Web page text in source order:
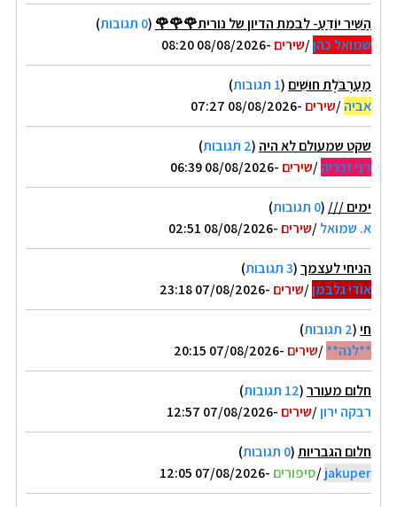
הַשִּׁיר יוֹדֵעַ- לבמת הדיון של נורית🌹🌹🌹 (0 תגובות
)
שמואל כהן/שירים -08/08/2026 08:20
מַעַרְבֹּלֶת חוּשִׁים (1 תגובות
)
אביה/שירים -08/08/2026 07:27
שקט שמעולם לא היה (2 תגובות
)
דני זכריה/שירים -08/08/2026 06:39
ימים /// (0 תגובות
)
א. שמואל/שירים -08/08/2026 02:51
הניחי לעצמך(3 תגובות
)
אודי גלבמן/שירים -07/08/2026 23:18
חי(2 תגובות
)
**לנה**/שירים -07/08/2026 20:15
חלום מעורר(12 תגובות
)
רבקה ירון/שירים -07/08/2026 12:57
חלום הגבריות(0 תגובות
)
jakuper
/סיפורים -07/08/2026 12:05